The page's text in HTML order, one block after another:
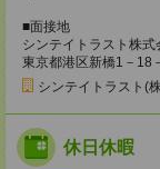
■面接地
シンテイトラスト株式
東京都港区新橋1－18
シンテイトラスト(
休日休暇